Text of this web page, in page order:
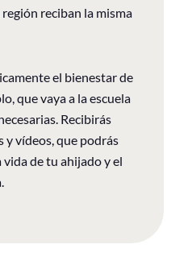
reciban la misma
el bienestar de
que vaya a la escuela
Recibirás
y vídeos, que podrás
de tu ahijado y el